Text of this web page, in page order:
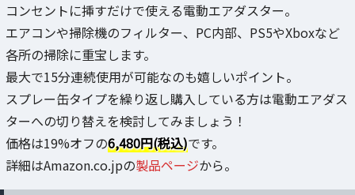
コンセントに挿すだけで使える電動エアダスター。
エアコンや掃除機のフィルター、PC内部、PS5やXboxなど
各所の掃除に重宝します。
最大で15分連続使用が可能なのも嬉しいポイント。
スプレー缶タイプを繰り返し購入している方は電動エアダス
ターへの切り替えを検討してみましょう！
価格は19%オフの6,480円(税込)です。
詳細はAmazon.co.jpの製品ページから。